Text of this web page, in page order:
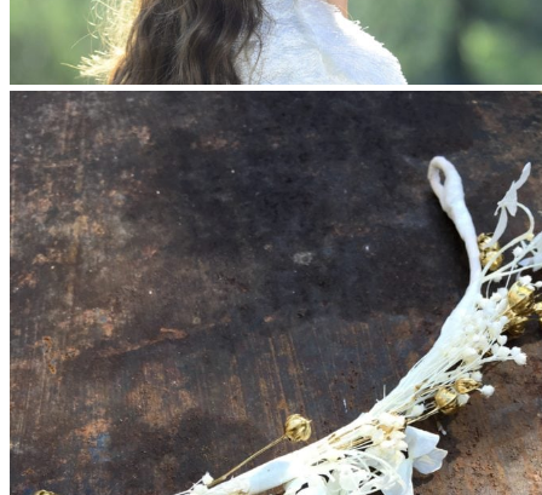
Accueil
La mariée
Couronnes de fleurs
Barrettes de mariage
Headbands
Peignes fleuris
Peignes classiques
Peignes longs
Peignes minis
Pics à cheveux
Voiles fleuris